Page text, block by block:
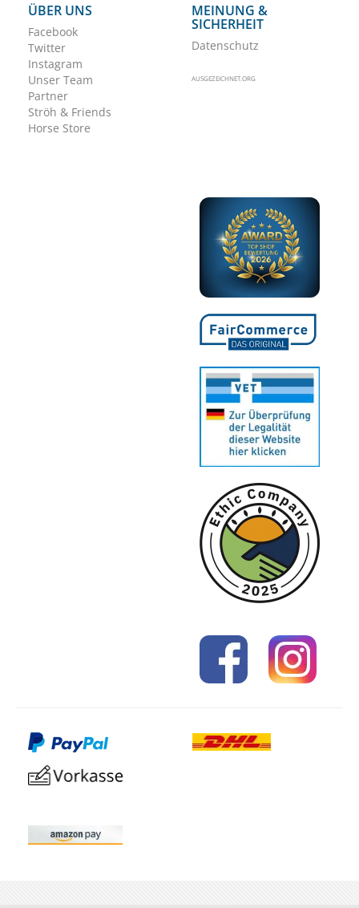
ÜBER UNS
Facebook
Twitter
Instagram
Unser Team
Partner
Ströh & Friends
Horse Store
MEINUNG &
SICHERHEIT
Datenschutz
AUSGEZEICHNET.ORG